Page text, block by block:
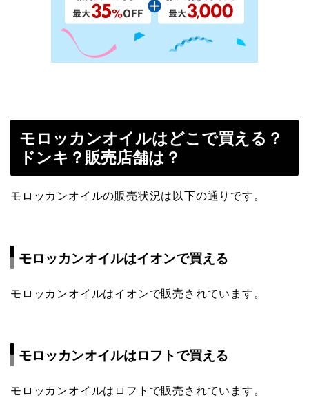
モロッカンオイルはどこで買える？
ドンキ？販売店舗は？
モロッカンオイルの販売状況は以下の通りです。
モロッカンオイルはイオンで買える
モロッカンオイルはイオンで販売されています。
モロッカンオイルはロフトで買える
モロッカンオイルはロフトで販売されています。